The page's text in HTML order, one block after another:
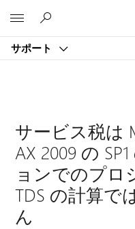
サポート
サービス税は
AX 2009 の
ョンでのプロ
TDS の計算で
ん